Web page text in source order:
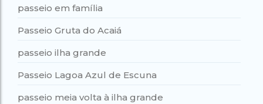
passeio em família
Passeio Gruta do Acaiá
passeio ilha grande
Passeio Lagoa Azul de Escuna
passeio meia volta à ilha grande